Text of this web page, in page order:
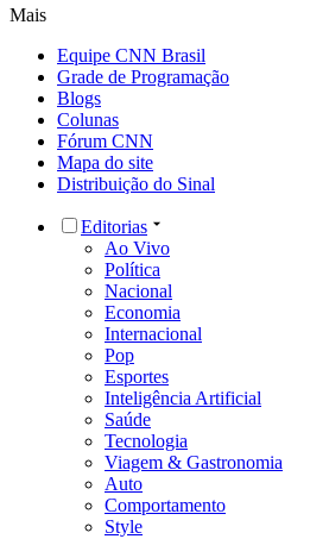
Mais
Equipe CNN Brasil
Grade de Programação
Blogs
Colunas
Fórum CNN
Mapa do site
Distribuição do Sinal
Editorias
Ao Vivo
Política
Nacional
Economia
Internacional
Pop
Esportes
Inteligência Artificial
Saúde
Tecnologia
Viagem & Gastronomia
Auto
Comportamento
Style